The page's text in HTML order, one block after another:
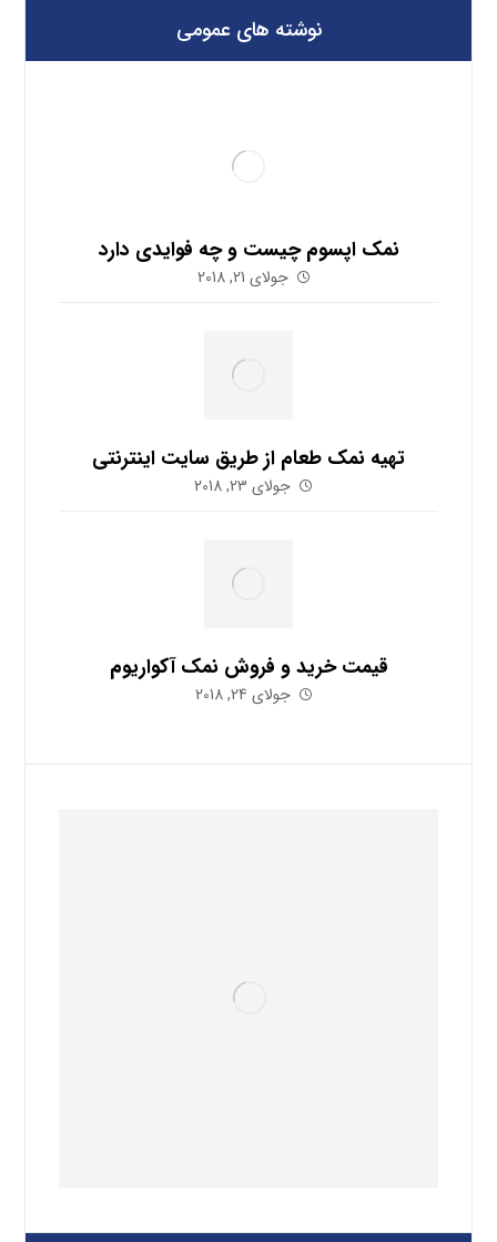
نوشته های عمومی
نمک اپسوم چیست و چه فوایدی دارد
جولای 21, 2018
تهیه نمک طعام از طریق سایت اینترنتی
جولای 23, 2018
قیمت خرید و فروش نمک آکواریوم
جولای 24, 2018